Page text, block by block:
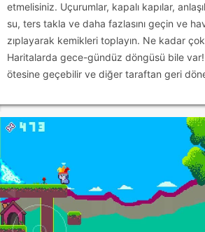
etmelisiniz. Uçurumlar, kapalı kapılar,
su, ters takla ve daha fazlasını geçin ve
zıplayarak kemikleri toplayın. Ne kadar
Haritalarda gece-gündüz döngüsü bile var!
ötesine geçebilir ve diğer taraftan geri